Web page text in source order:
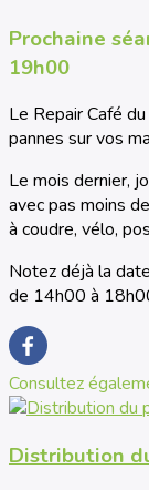
Prochaine
19h00
Le Repair Café
pannes sur vos
Le mois dernier,
avec pas moins
à coudre, vélo,
Notez déjà la
de 14h00 à
Consultez
Distribution